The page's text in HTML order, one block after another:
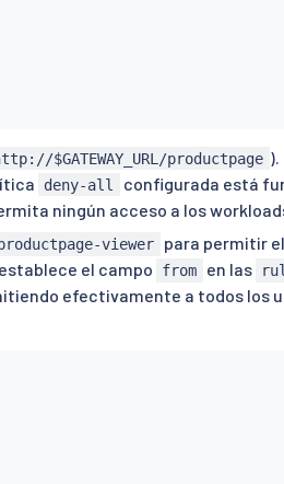
$GATEWAY_URL/productpage
deny-all
configurada está
ningún acceso a los
viewer
para permitir
el campo from en las
efectivamente a todos los